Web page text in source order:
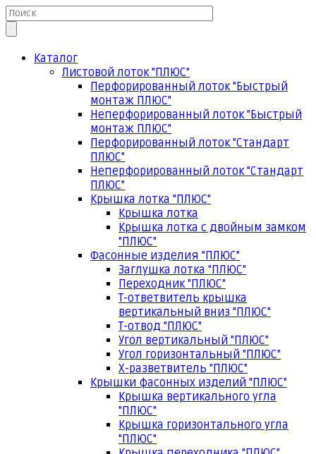
Каталог
Листовой лоток "ПЛЮС"
Перфорированный лоток "Быстрый
монтаж ПЛЮС"
Неперфорированный лоток "Быстрый
монтаж ПЛЮС"
Перфорированный лоток "Стандарт
ПЛЮС"
Неперфорированный лоток "Стандарт
ПЛЮС"
Крышка лотка "ПЛЮС"
Крышка лотка
Крышка лотка с двойным замком
"ПЛЮС"
Фасонные изделия "ПЛЮС"
Заглушка лотка "ПЛЮС"
Переходник "ПЛЮС"
Т-ответвитель крышка
вертикальный вниз "ПЛЮС"
Т-отвод "ПЛЮС"
Угол вертикальный "ПЛЮС"
Угол горизонтальный "ПЛЮС"
Х-разветвитель "ПЛЮС"
Крышки фасонных изделий "ПЛЮС"
Крышка вертикального угла
"ПЛЮС"
Крышка горизонтального угла
"ПЛЮС"